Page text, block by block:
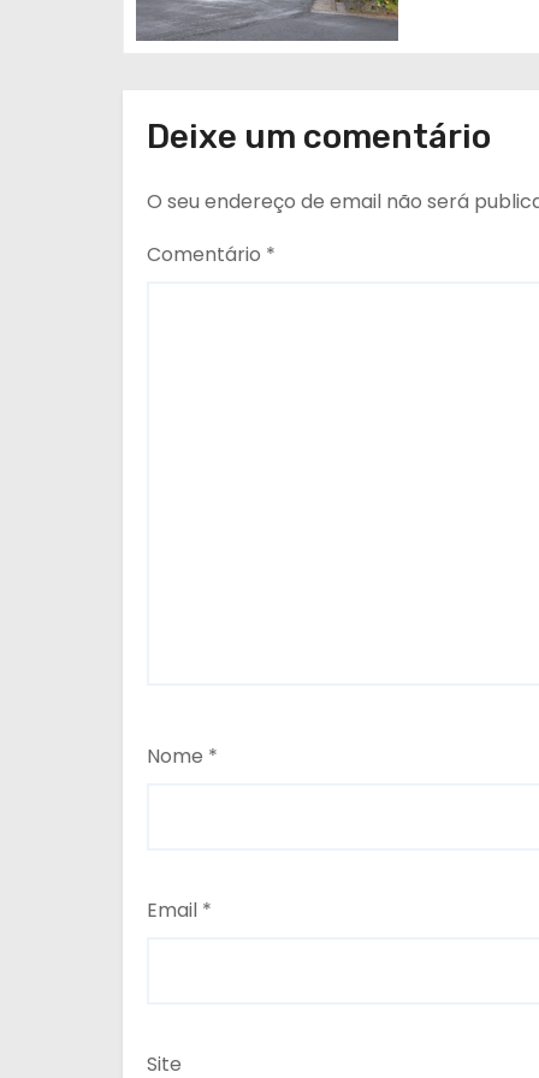
i
o
Deixe um comentário
O seu endereço de email não será
Comentário *
Nome *
Email *
Site